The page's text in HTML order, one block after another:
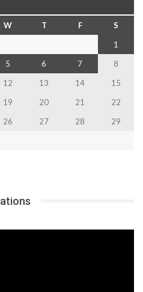
W T F
S
1
5 6 7
8
12 13 14
15
19 20 21
22
26 27 28
29